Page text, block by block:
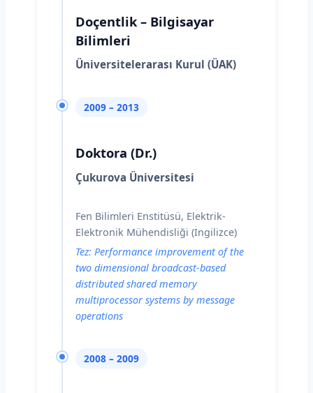
Doçentlik – Bilgisayar
Bilimleri
Üniversitelerarası Kurul (ÜAK)
2009 – 2013
Doktora (Dr.)
Çukurova Üniversitesi
Fen Bilimleri Enstitüsü, Elektrik-
Elektronik Mühendisliği (İngilizce)
Tez: Performance improvement of the
two dimensional broadcast-based
distributed shared memory
multiprocessor systems by message
operations
2008 – 2009